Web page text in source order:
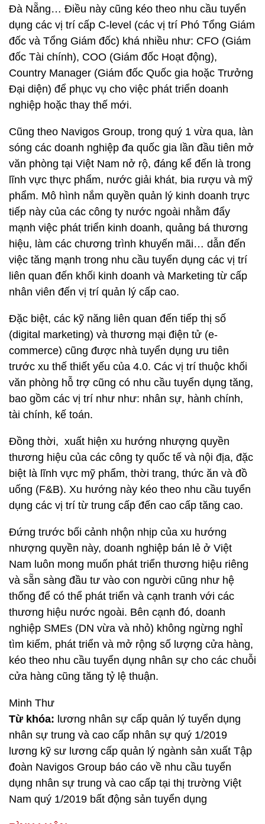
Đà Nẵng… Điều này cũng kéo theo nhu cầu tuyển
dụng các vị trí cấp C-level (các vị trí Phó Tổng Giám
đốc và Tổng Giám đốc) khá nhiều như: CFO (Giám
đốc Tài chính), COO (Giám đốc Hoạt động),
Country Manager (Giám đốc Quốc gia hoặc Trưởng
Đại diện) để phục vụ cho việc phát triển doanh
nghiệp hoặc thay thế mới.
Cũng theo Navigos Group, trong quý 1 vừa qua, làn
sóng các doanh nghiệp đa quốc gia lần đầu tiên mở
văn phòng tại Việt Nam nở rộ, đáng kể đến là trong
lĩnh vực thực phẩm, nước giải khát, bia rượu và mỹ
phẩm. Mô hình nắm quyền quản lý kinh doanh trực
tiếp này của các công ty nước ngoài nhằm đẩy
mạnh việc phát triển kinh doanh, quảng bá thương
hiệu, làm các chương trình khuyến mãi… dẫn đến
việc tăng mạnh trong nhu cầu tuyển dụng các vị trí
liên quan đến khối kinh doanh và Marketing từ cấp
nhân viên đến vị trí quản lý cấp cao.
Đặc biệt, các kỹ năng liên quan đến tiếp thị số
(digital marketing) và thương mại điện tử (e-
commerce) cũng được nhà tuyển dụng ưu tiên
trước xu thế thiết yếu của 4.0. Các vị trí thuộc khối
văn phòng hỗ trợ cũng có nhu cầu tuyển dụng tăng,
bao gồm các vị trí như như: nhân sự, hành chính,
tài chính, kế toán.
Đồng thời, xuất hiện xu hướng nhượng quyền
thương hiệu của các công ty quốc tế và nội địa, đặc
biệt là lĩnh vực mỹ phẩm, thời trang, thức ăn và đồ
uống (F&B). Xu hướng này kéo theo nhu cầu tuyển
dụng các vị trí từ trung cấp đến cao cấp tăng cao.
Đứng trước bối cảnh nhộn nhịp của xu hướng
nhượng quyền này, doanh nghiệp bán lẻ ở Việt
Nam luôn mong muốn phát triển thương hiệu riêng
và sẵn sàng đầu tư vào con người cũng như hệ
thống để có thể phát triển và cạnh tranh với các
thương hiệu nước ngoài. Bên cạnh đó, doanh
nghiệp SMEs (DN vừa và nhỏ) không ngừng nghỉ
tìm kiếm, phát triển và mở rộng số lượng cửa hàng,
kéo theo nhu cầu tuyển dụng nhân sự cho các chuỗi
cửa hàng cũng tăng tỷ lệ thuận.
Minh Thư
Từ khóa: lương nhân sự cấp quản lý tuyển dụng
nhân sự trung và cao cấp nhân sự quý 1/2019
lương kỹ sư lương cấp quản lý ngành sản xuất Tập
đoàn Navigos Group báo cáo về nhu cầu tuyển
dụng nhân sự trung và cao cấp tại thị trường Việt
Nam quý 1/2019 bất động sản tuyển dụng